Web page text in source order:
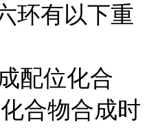
环有以下重
配位化合
合物合成时